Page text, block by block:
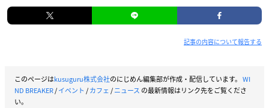
記事の内容について報告する
このページはkusuguru株式会社のにじめん編集部が作成・配信しています。 WI
ND BREAKER/イベント /カフェ/ニュース の最新情報はリンク先をご覧くださ
い。